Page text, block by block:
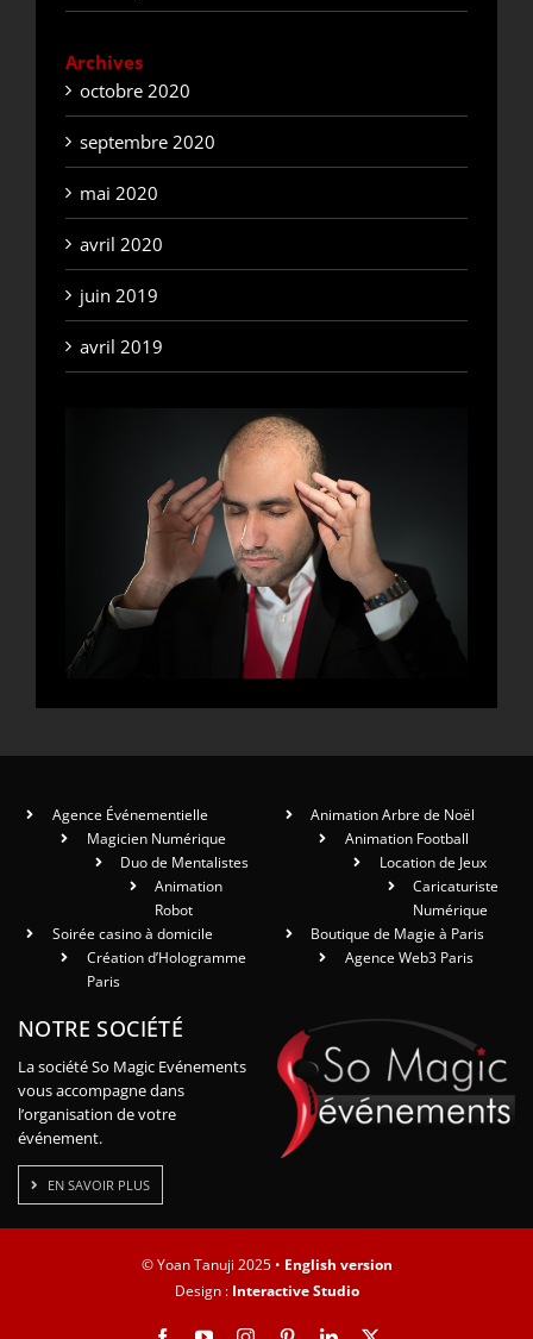
Archives
octobre 2020
septembre 2020
mai 2020
avril 2020
juin 2019
avril 2019
Agence Événementielle
Magicien Numérique
Duo de Mentalistes
Animation
Robot
Soirée casino à domicile
Création d’Hologramme
Paris
Animation Arbre de Noël
Animation Football
Location de Jeux
Caricaturiste
Numérique
Boutique de Magie à Paris
Agence Web3 Paris
NOTRE SOCIÉTÉ
La société So Magic Evénements
vous accompagne dans
l’organisation de votre
événement.
EN SAVOIR PLUS
© Yoan Tanuji 2025 • English version
Design : Interactive Studio